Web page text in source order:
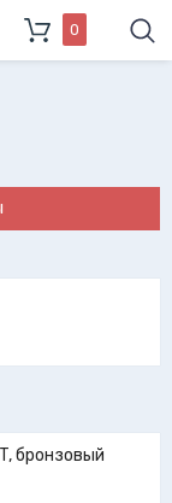
0
месте.
удобный
бронзовый